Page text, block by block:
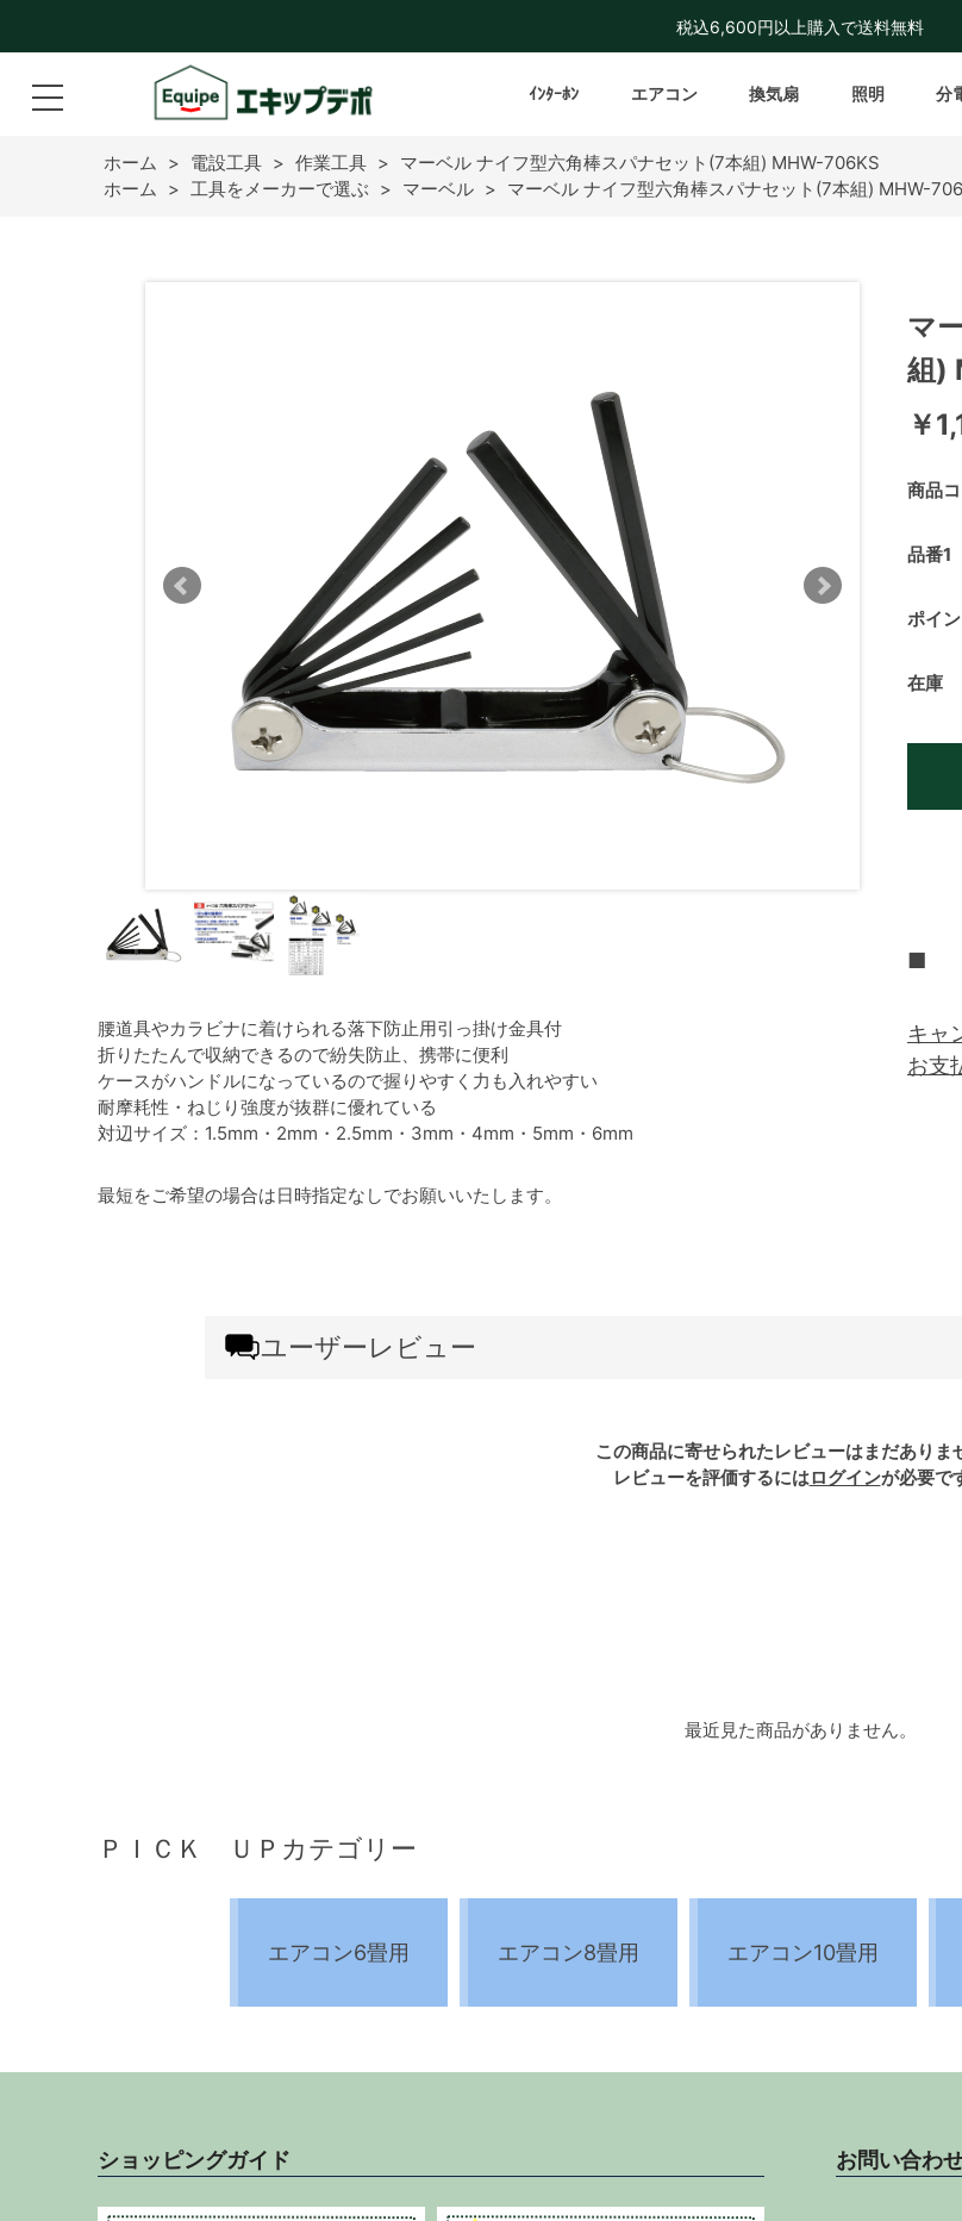
税込6,600円以上購入で送料無料
ｲﾝﾀｰﾎﾝ エアコン 換気扇 照明 分
ホーム > 電設工具 > 作業工具 > マーベル ナイフ型六角棒スパナセット(7本組) MHW-706KS
ホーム > 工具をメーカーで選ぶ > マーベル > マーベル ナイフ型六角棒スパナセット(7本組) MHW-
腰道具やカラビナに着けられる落下防止用引っ掛け金具付
折りたたんで収納できるので紛失防止、携帯に便利
ケースがハンドルになっているので握りやすく力も入れやすい
耐摩耗性・ねじり強度が抜群に優れている
対辺サイズ：1.5mm・2mm・2.5mm・3mm・4mm・5mm・6mm
最短をご希望の場合は日時指定なしでお願いいたします。
マ
組)
￥
商品
品番1
ポイン
在庫
■
キャ
お支
ユーザーレビュー
この商品に寄せられたレビューはまだありま
レビューを評価するにはログインが必要で
最近見た商品がありません。
ＰＩＣＫ ＵＰカテゴリー
エアコン6畳用 エアコン8畳用 エアコン10畳用
ショッピングガイド お問い合わ